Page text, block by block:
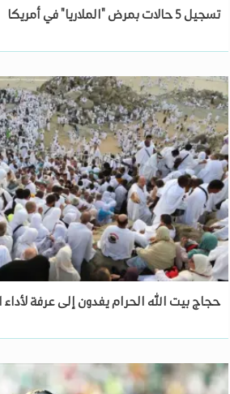
تسجيل 5 حالات بمرض "الملاريا" في أمريكا
حجاج بيت الله الحرام يفدون إلى عرفة